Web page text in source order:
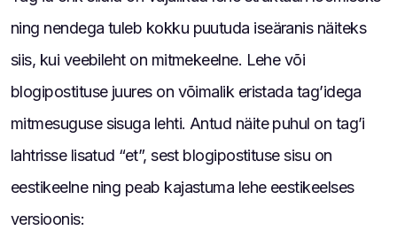
ning nendega tuleb kokku puutuda iseäranis näiteks
siis, kui veebileht on mitmekeelne. Lehe või
blogipostituse juures on võimalik eristada tag’idega
mitmesuguse sisuga lehti. Antud näite puhul on tag’i
lahtrisse lisatud “et”, sest blogipostituse sisu on
eestikeelne ning peab kajastuma lehe eestikeelses
versioonis: